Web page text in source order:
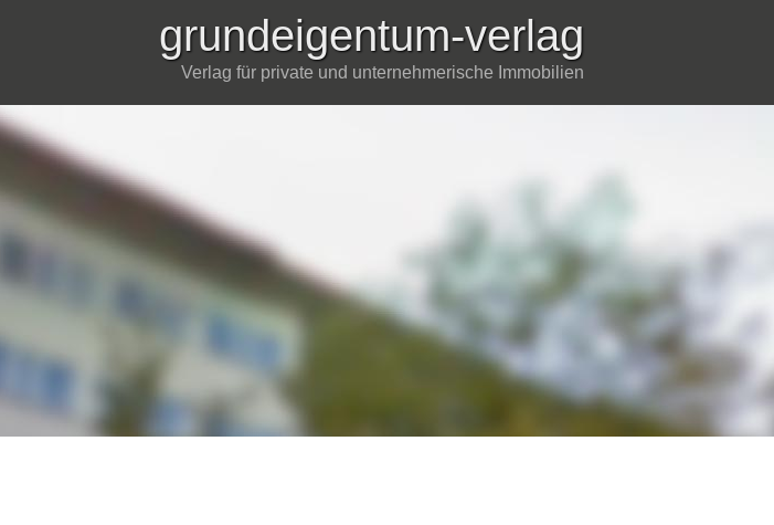
grundeigentum-verlag
Verlag für private und unternehmerische Immobilien